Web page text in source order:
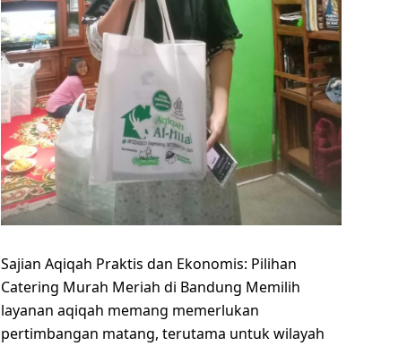
Sajian Aqiqah Praktis dan Ekonomis: Pilihan
Catering Murah Meriah di Bandung Memilih
layanan aqiqah memang memerlukan
pertimbangan matang, terutama untuk wilayah